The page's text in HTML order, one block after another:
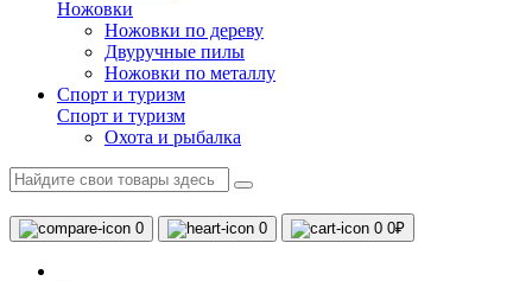
Ножовки
Ножовки по дереву
Двуручные пилы
Ножовки по металлу
Спорт и туризм
Спорт и туризм
Охота и рыбалка
0 0 0 0₽